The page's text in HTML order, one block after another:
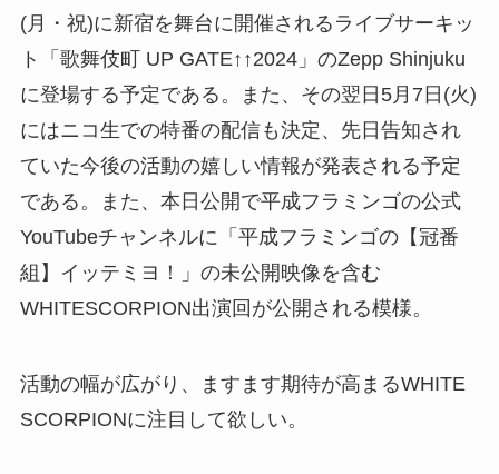
(月・祝)に新宿を舞台に開催されるライブサーキッ
ト「歌舞伎町 UP GATE↑↑2024」のZepp Shinjuku
に登場する予定である。また、その翌日5月7日(火)
にはニコ生での特番の配信も決定、先日告知され
ていた今後の活動の嬉しい情報が発表される予定
である。また、本日公開で平成フラミンゴの公式
YouTubeチャンネルに「平成フラミンゴの【冠番
組】イッテミヨ！」の未公開映像を含む
WHITESCORPION出演回が公開される模様。
活動の幅が広がり、ますます期待が高まるWHITE
SCORPIONに注目して欲しい。